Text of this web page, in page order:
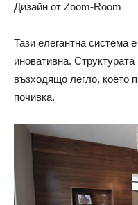
Дизайн от Zoom-Room
Тази елегантна система
иновативна.
възходящо легло, което
почивка.